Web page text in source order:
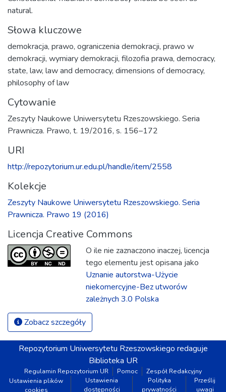
natural.
Słowa kluczowe
demokracja, prawo, ograniczenia demokracji, prawo w
demokracji, wymiary demokracji, filozofia prawa, democracy,
state, law, law and democracy, dimensions of democracy,
philosophy of law
Cytowanie
Zeszyty Naukowe Uniwersytetu Rzeszowskiego. Seria
Prawnicza. Prawo, t. 19/2016, s. 156–172
URI
http://repozytorium.ur.edu.pl/handle/item/2558
Kolekcje
Zeszyty Naukowe Uniwersytetu Rzeszowskiego. Seria
Prawnicza. Prawo 19 (2016)
Licencja Creative Commons
O ile nie zaznaczono inaczej, licencja
tego elementu jest opisana jako
Uznanie autorstwa-Użycie
niekomercyjne-Bez utworów
zależnych 3.0 Polska
Zobacz szczegóły
Repozytorium Uniwersytetu Rzeszowskiego redaguje
Biblioteka UR
Regulamin Repozytorium UR Pomoc
Zespół Redakcyjny
Ustawienia plików
cookies
Ustawienia
dostępności
Polityka
prywatności
Prześlij
uwagi